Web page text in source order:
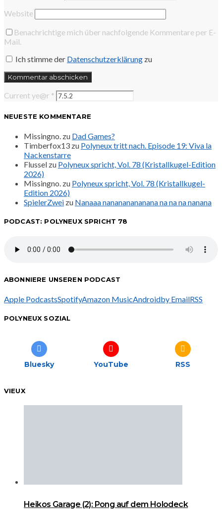
Website
Benachrichtige mich über nachfolgende Kommentare per E-
Mail.
Ich stimme der Datenschutzerklärung zu
Current ye@r *
NEUESTE KOMMENTARE
Missingno. zu Dad Games?
Timberfox13 zu Polyneux tritt nach. Episode 19: Viva la
Nackenstarre
Flussel zu Polyneux spricht, Vol. 78 (Kristallkugel-Edition
2026)
Missingno. zu Polyneux spricht, Vol. 78 (Kristallkugel-
Edition 2026)
SpielerZwei zu Nanaaa nanananananana na na na nanana
PODCAST: POLYNEUX SPRICHT 78
ABONNIERE UNSEREN PODCAST
Apple PodcastsSpotifyAmazon MusicAndroidby EmailRSS
POLYNEUX SOZIAL
Bluesky YouTube RSS
VIEUX
Heikos Garage (2): Pong auf dem Holodeck